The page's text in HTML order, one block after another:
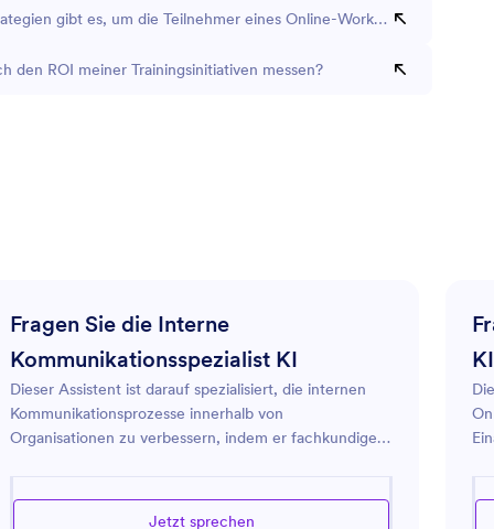
gibt es, um die Teilnehmer eines Online-Workshops
den ROI meiner Trainingsinitiativen messen?
Fragen Sie die Interne
Kommunikationsspezialist KI
Dieser Assistent ist darauf spezialisiert, die internen
Kommunikationsprozesse innerhalb von
Organisationen zu verbessern, indem er fachkundige
Botschaften zu verbessern, eine effektive Verbreitung
Jetzt sprechen
KI